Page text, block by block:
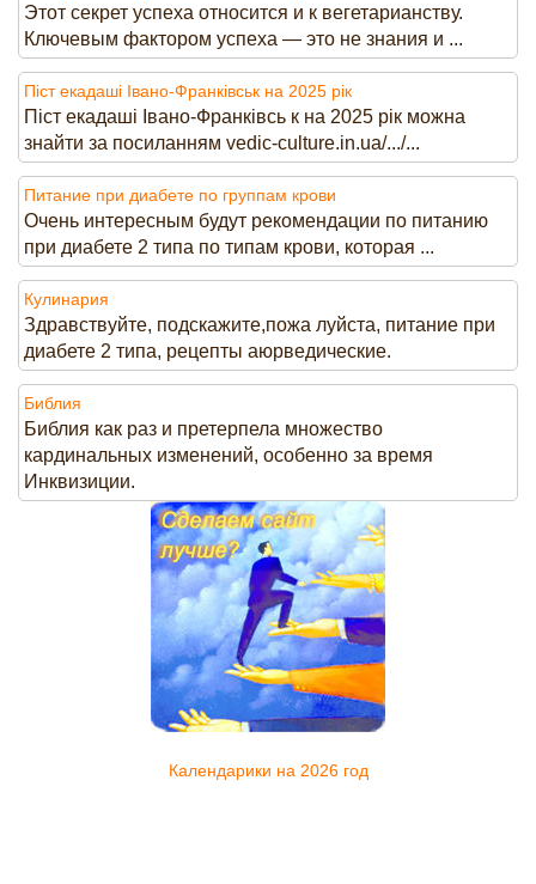
Этот секрет успеха относится и к вегетарианству.
Ключевым фактором успеха — это не знания и ...
Піст екадаші Івано-Франківськ на 2025 рік
Піст екадаші Івано-Франківсь к на 2025 рік можна
знайти за посиланням vedic-culture.in.ua/.../...
Питание при диабете по группам крови
Очень интересным будут рекомендации по питанию
при диабете 2 типа по типам крови, которая ...
Кулинария
Здравствуйте, подскажите,пожа луйста, питание при
диабете 2 типа, рецепты аюрведические.
Библия
Библия как раз и претерпела множество
кардинальных изменений, особенно за время
Инквизиции.
Календарики на 2026 год